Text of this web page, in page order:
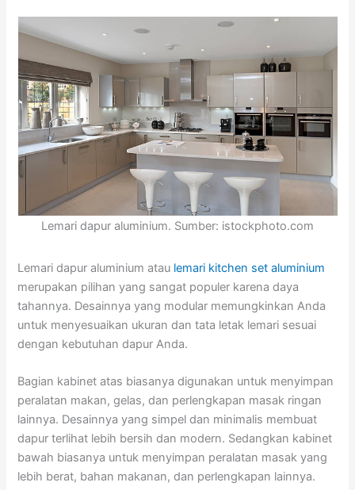
Lemari dapur aluminium. Sumber: istockphoto.com
Lemari dapur aluminium atau lemari kitchen set aluminium
merupakan pilihan yang sangat populer karena daya
tahannya. Desainnya yang modular memungkinkan Anda
untuk menyesuaikan ukuran dan tata letak lemari sesuai
dengan kebutuhan dapur Anda.
Bagian kabinet atas biasanya digunakan untuk menyimpan
peralatan makan, gelas, dan perlengkapan masak ringan
lainnya. Desainnya yang simpel dan minimalis membuat
dapur terlihat lebih bersih dan modern. Sedangkan kabinet
bawah biasanya untuk menyimpan peralatan masak yang
lebih berat, bahan makanan, dan perlengkapan lainnya.